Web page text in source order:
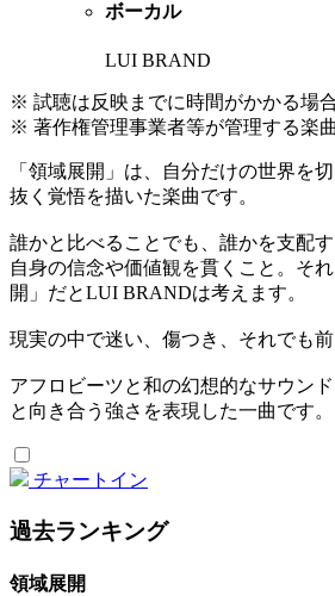
ボーカル
LUI BRAND
※ 試聴は反映までに時間がかかる場
※ 著作権管理事業者等が管理する楽
「領域展開」は、自分だけの世界を
抜く覚悟を描いた楽曲です。
誰かと比べることでも、誰かを支配
自身の信念や価値観を貫くこと。そ
開」だとLUI BRANDは考えます。
現実の中で迷い、傷つき、それでも前
アフロビーツと和の幻想的なサウン
と向き合う強さを表現した一曲です。
チャートイン
過去ランキング
領域展開